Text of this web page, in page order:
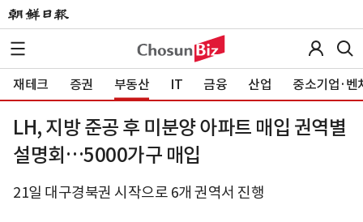
재테크 증권 부동산 IT 금융 산업 중소기업·벤
LH, 지방 준공 후 미분양 아파트 매입 권역별
설명회…5000가구 매입
21일 대구경북권 시작으로 6개 권역서 진행